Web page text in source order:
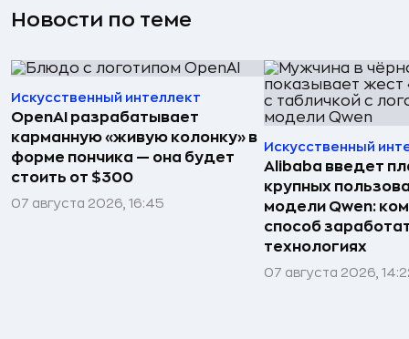
Новости по теме
Искусственный интеллект
OpenAI разрабатывает
карманную «живую колонку» в
форме пончика — она будет
стоить от $300
07 августа 2026, 16:45
Искусственный
Alibaba введет
крупных
модели Qwen:
способ
технологиях
07 августа 2026,